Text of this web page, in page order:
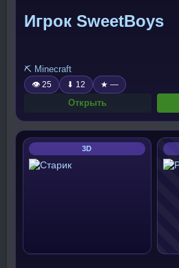
Игрок SweetBoys
⛏️ Minecraft
👁 25 ⬇ 12 ★ —
Открыть
3D